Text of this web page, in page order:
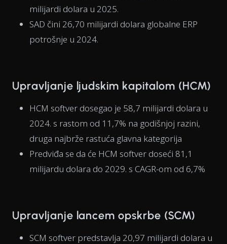
milijardi dolara u 2025.
SAD čini 26,70 milijardi dolara globalne ERP
potrošnje u 2024.
Upravljanje ljudskim kapitalom (HCM)
HCM softver dosegao je 58,7 milijardi dolara u
2024. s rastom od 11,7% na godišnjoj razini,
druga najbrže rastuća glavna kategorija
Predviđa se da će HCM softver doseći 81,1
milijardu dolara do 2029. s CAGR-om od 6,7%
Upravljanje lancem opskrbe (SCM)
SCM softver predstavlja 20,97 milijardi dolara u